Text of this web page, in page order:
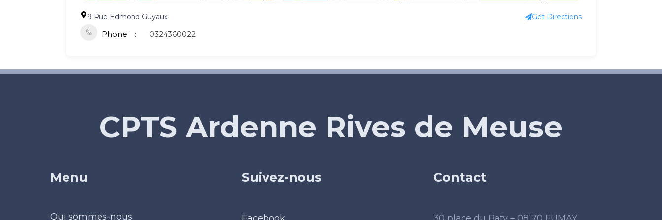
9 Rue Edmond Guyaux Get Directions
Phone 0324360022
CPTS Ardenne Rives de Meuse
Menu
Qui sommes-nous
Suivez-nous Contact